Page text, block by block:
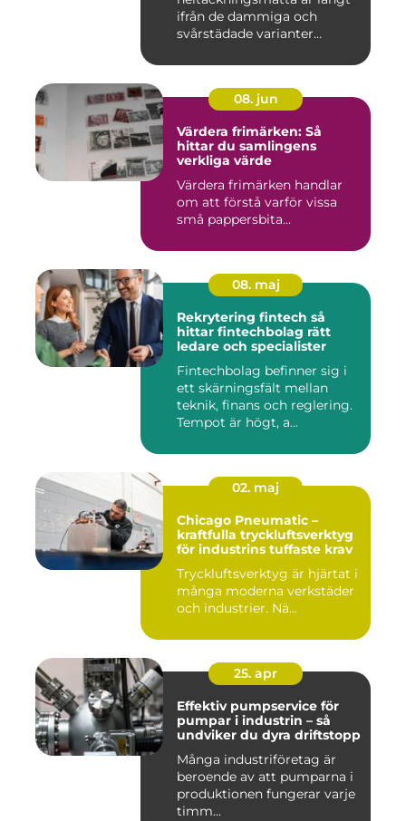
ifrån de dammiga och
svårstädade varianter
08. jun
Värdera frimärken: Så
hittar du samlingens
verkliga värde
Värdera frimärken handlar
om att förstå varför vissa
små pappersbita...
08. maj
Rekrytering fintech så
hittar fintechbolag rätt
ledare och specialister
Fintechbolag befinner sig i
ett skärningsfält mellan
teknik, finans och reglering.
Tempot är högt, a...
02. maj
Chicago Pneumatic –
kraftfulla tryckluftsverktyg
för industrins tuffaste krav
Tryckluftsverktyg är hjärtat i
många moderna verkstäder
och industrier. Nä...
25. apr
Effektiv pumpservice för
pumpar i industrin – så
undviker du dyra driftstopp
Många industriföretag är
beroende av att pumparna i
produktionen fungerar varje
timm...